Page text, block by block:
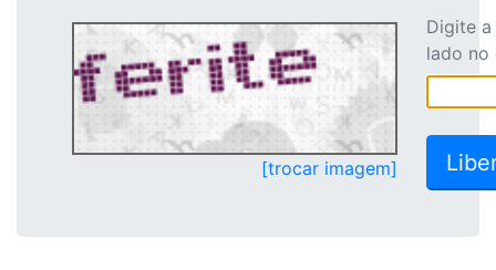
[trocar imagem]
Digite
lado no